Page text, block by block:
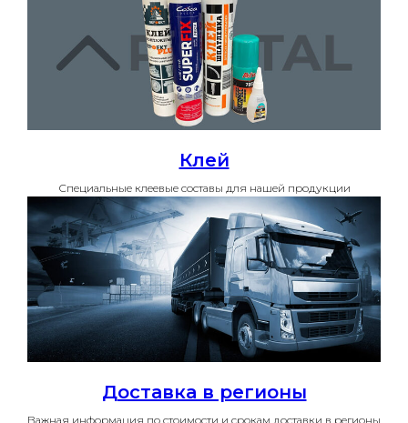
Клей
Специальные клеевые составы для нашей продукции
Доставка в регионы
Важная информация по стоимости и срокам доставки в регионы